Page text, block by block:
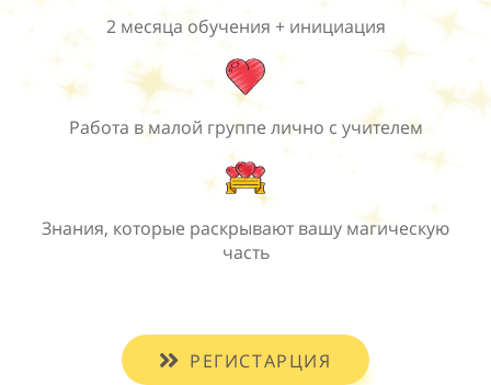
2 месяца обучения + инициация
Работа в малой группе лично с учителем
Знания, которые раскрывают вашу магическую
часть
РЕГИСТАРЦИЯ